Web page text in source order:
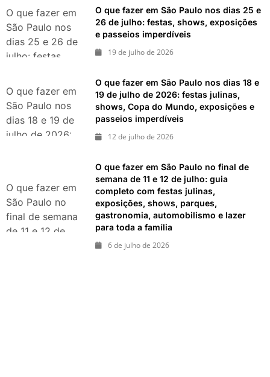
exposições,
parques e
passeios
imperdíveis
O que fazer em
São Paulo nos
dias 25 e 26 de
julho: festas,
exposições e
passeios
imperdíveis
O que fazer em São Paulo nos dias 25 e
26 de julho: festas, shows, exposições
e passeios imperdíveis
19 de julho de 2026
O que fazer em
São Paulo nos
dias 18 e 19 de
julho de 2026:
exposições e
passeios
imperdíveis
O que fazer em São Paulo nos dias 18 e
19 de julho de 2026: festas julinas,
shows, Copa do Mundo, exposições e
passeios imperdíveis
12 de julho de 2026
O que fazer em
São Paulo no
final de semana
de 11 e 12 de
O que fazer em São Paulo no final de
semana de 11 e 12 de julho: guia
completo com festas julinas,
exposições, shows, parques,
gastronomia, automobilismo e lazer
para toda a família
6 de julho de 2026